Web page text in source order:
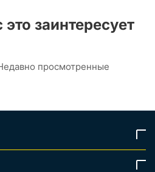
заинтересует
просмотренные